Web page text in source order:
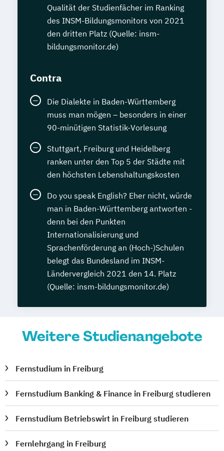
Qualität der Studienfächer im Ranking
des INSM-Bildungsmonitors von 2021
den dritten Platz (Quelle: insm-
bildungsmonitor.de)
Contra
Die Dialekte in Baden-Württemberg
muss man mögen – besonders in einer
90-minütigen Statistik-Vorlesung
Stuttgart, Freiburg und Heidelberg
ranken unter den Top 5 der Städte mit
den höchsten Lebenshaltungskosten
Do you speak English? Eher nicht, würde
man in Baden-Württemberg antworten -
denn bei den Punkten
Internationalisierung und
Sprachenförderung an (Hoch-)Schulen
belegt das Bundesland im INSM-
Ländervergleich 2021 den 14. Platz
(Quelle: insm-bildungsmonitor.de)
Weitere Studienangebote
Fernstudium in Freiburg
Fernstudium Banking & Finance in Freiburg studieren
Fernstudium Betriebswirt in Freiburg studieren
Fernlehrgang in Freiburg